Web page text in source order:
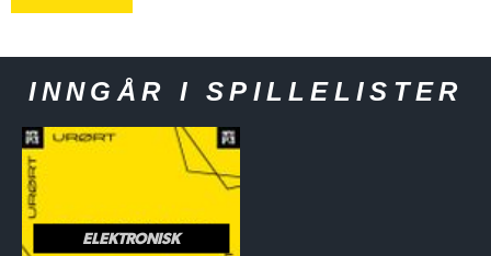
INNGÅR I SPILLELISTER
ELEKTRONISK